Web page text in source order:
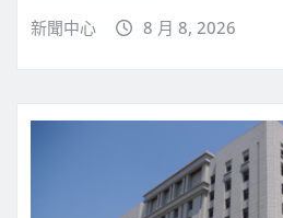
新聞中心 8 月 8, 2026